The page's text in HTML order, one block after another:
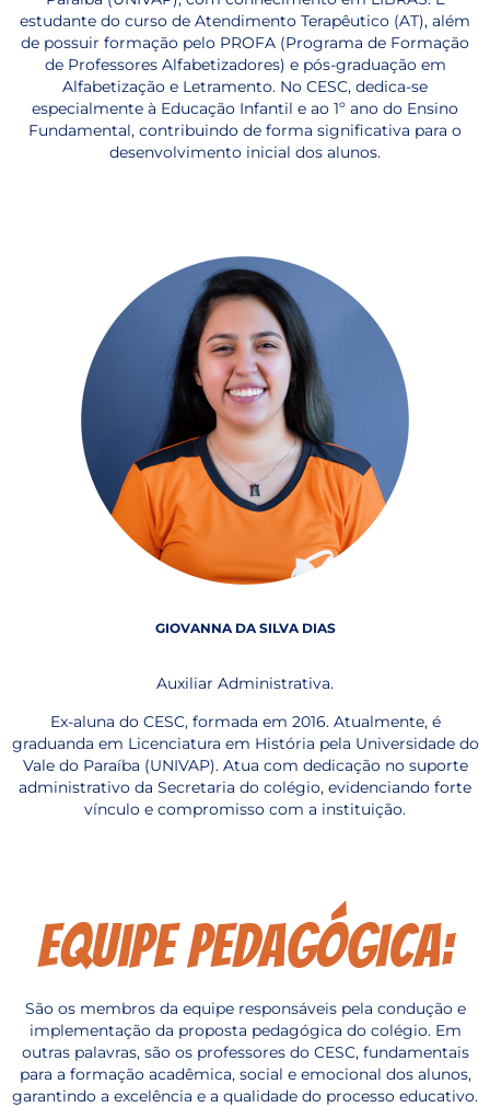
estudante do curso de Atendimento Terapêutico (AT), além
de possuir formação pelo PROFA (Programa de Formação
de Professores Alfabetizadores) e pós-graduação em
Alfabetização e Letramento. No CESC, dedica-se
especialmente à Educação Infantil e ao 1º ano do Ensino
Fundamental, contribuindo de forma significativa para o
desenvolvimento inicial dos alunos.
GIOVANNA DA SILVA DIAS
Auxiliar Administrativa.
Ex-aluna do CESC, formada em 2016. Atualmente, é
graduanda em Licenciatura em História pela Universidade do
Vale do Paraíba (UNIVAP). Atua com dedicação no suporte
administrativo da Secretaria do colégio, evidenciando forte
vínculo e compromisso com a instituição.
Equipe Pedagógica:
São os membros da equipe responsáveis pela condução e
implementação da proposta pedagógica do colégio. Em
outras palavras, são os professores do CESC, fundamentais
para a formação acadêmica, social e emocional dos alunos,
garantindo a excelência e a qualidade do processo educativo.